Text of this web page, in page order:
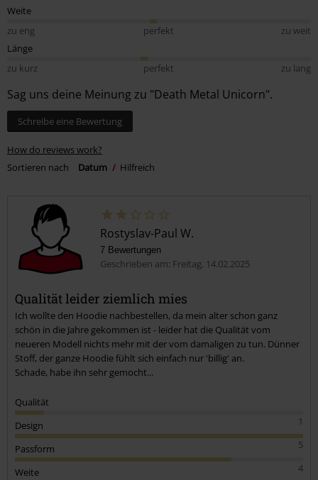
Weite
zu eng
perfekt
zu weit
Länge
zu kurz
perfekt zu lang
Sag uns deine Meinung zu "Death Metal Unicorn".
Schreibe eine Bewertung
How do reviews work?
Sortieren nach
Datum Hilfreich
Rostyslav-Paul W.
7 Bewertungen
Geschrieben am: Freitag, 14.02.2025
Qualität leider ziemlich mies
Ich wollte den Hoodie nachbestellen, da mein alter schon ganz
schön in die Jahre gekommen ist - leider hat die Qualität vom
neueren Modell nichts mehr mit der vom damaligen zu tun. Dünner
Stoff, der ganze Hoodie fühlt sich einfach nur 'billig' an.
Schade, habe ihn sehr gemocht...
Qualität
1
Design
5
Passform
4
Weite